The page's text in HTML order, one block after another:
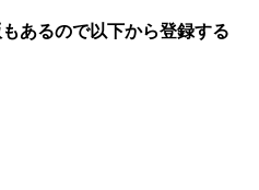
あるので以下から登録する